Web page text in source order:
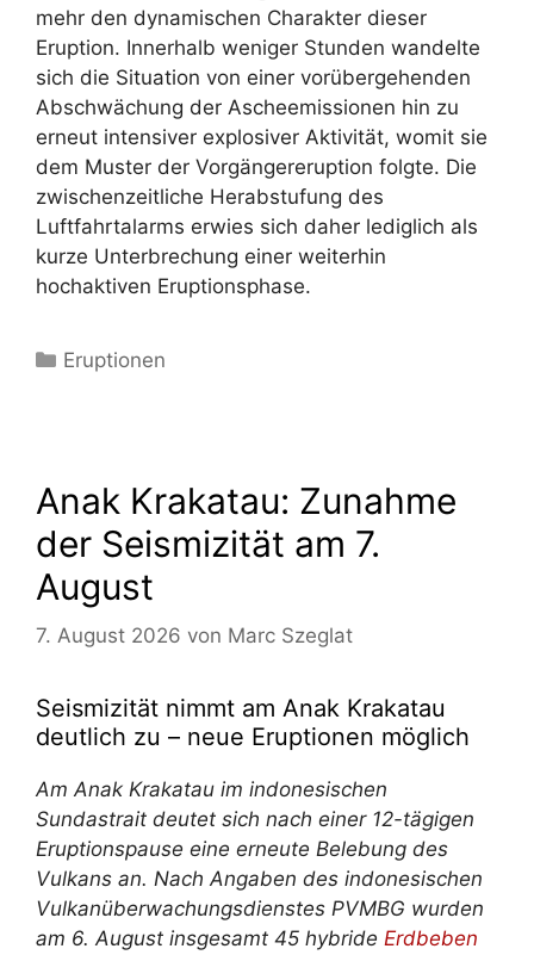
mehr den dynamischen Charakter dieser
Eruption. Innerhalb weniger Stunden wandelte
sich die Situation von einer vorübergehenden
Abschwächung der Ascheemissionen hin zu
erneut intensiver explosiver Aktivität, womit sie
dem Muster der Vorgängereruption folgte. Die
zwischenzeitliche Herabstufung des
Luftfahrtalarms erwies sich daher lediglich als
kurze Unterbrechung einer weiterhin
hochaktiven Eruptionsphase.
Kategorien
Eruptionen
Anak Krakatau: Zunahme
der Seismizität am 7.
August
7. August 2026 von Marc Szeglat
Seismizität nimmt am Anak Krakatau
deutlich zu – neue Eruptionen möglich
Am Anak Krakatau im indonesischen
Sundastrait deutet sich nach einer 12-tägigen
Eruptionspause eine erneute Belebung des
Vulkans an. Nach Angaben des indonesischen
Vulkanüberwachungsdienstes PVMBG wurden
am 6. August insgesamt 45 hybride Erdbeben